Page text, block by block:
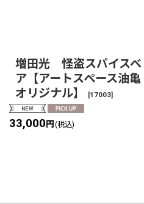
増田光 怪盗スパイスベ
ア【アートスペース油亀
オリジナル】
[17003]
33,000円 (税込)